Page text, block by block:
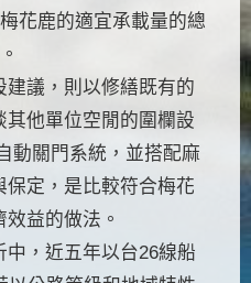
花鹿的適宜承載量的總
議，則以修繕既有的
其他單位空閒的圍欄設
動關門系統，並搭配麻
定，是比較符合梅花
益的做法。
，近五年以台26線船